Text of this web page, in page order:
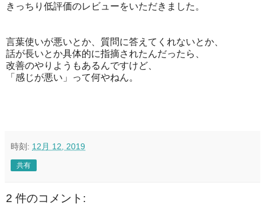
きっちり低評価のレビューをいただきました。
言葉使いが悪いとか、質問に答えてくれないとか、
話が長いとか具体的に指摘されたんだったら、
改善のやりようもあるんですけど、
「感じが悪い」って何やねん。
時刻: 12月 12, 2019
共有
2 件のコメント: